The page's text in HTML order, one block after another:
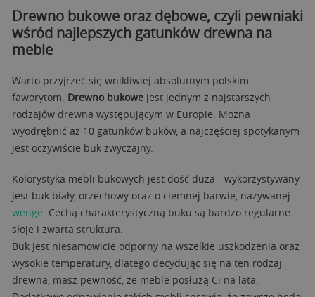
Drewno bukowe oraz dębowe, czyli pewniaki
wśród najlepszych gatunków drewna na
meble
Warto przyjrzeć się wnikliwiej absolutnym polskim
faworytom. Drewno bukowe jest jednym z najstarszych
rodzajów drewna występującym w Europie. Można
wyodrębnić aż 10 gatunków buków, a najczęściej spotykanym
jest oczywiście buk zwyczajny.
Kolorystyka mebli bukowych jest dość duża - wykorzystywany
jest buk biały, orzechowy oraz o ciemnej barwie, nazywanej
wenge . Cechą charakterystyczną buku są bardzo regularne
słoje i zwarta struktura.
Buk jest niesamowicie odporny na wszelkie uszkodzenia oraz
wysokie temperatury, dlatego decydując się na ten rodzaj
drewna, masz pewność, że meble posłużą Ci na lata.